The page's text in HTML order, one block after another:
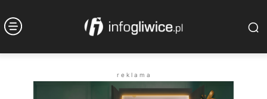
r e k l a m a